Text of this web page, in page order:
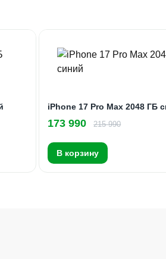
iPhone 17 Pro Max 2048 ГБ
173 990 215 990
В корзину